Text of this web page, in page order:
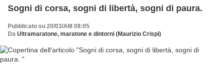
Sogni di corsa, sogni di libertà, sogni di paura.
Pubblicato su 20/03/AM 08:05
Da Ultramaratone, maratone e dintorni (Maurizio Crispi)